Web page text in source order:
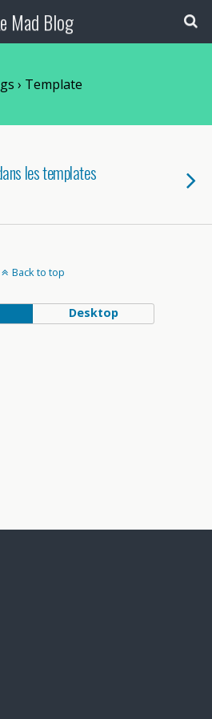
Mad Blog
› Template
les templates
Back to top
Desktop